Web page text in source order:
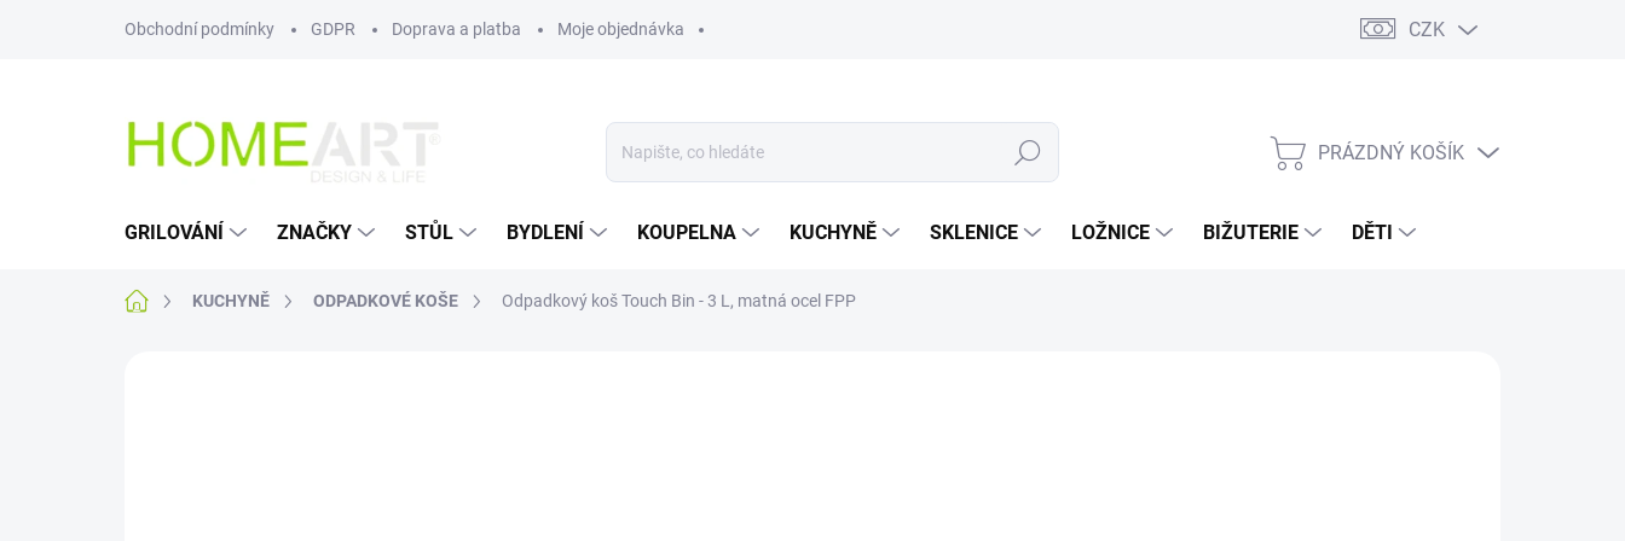
Obchodní podmínky GDPR Doprava a platba Moje objednávka CZK
Hledat
NÁKUPNÍ
PRÁZDNÝ KOŠÍK
GRILOVÁNÍ ZNAČKY STŮL BYDLENÍ KOUPELNA KUCHYNĚ SKLENICE LOŽNICE BIŽUTERIE DĚTI
Domů KUCHYNĚ ODPADKOVÉ KOŠE Odpadkový koš Touch Bin - 3 L, matná ocel FPP